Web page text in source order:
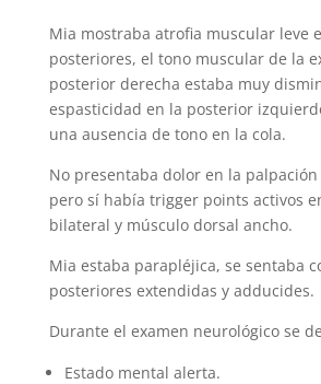
Mia mostraba atrofia muscular leve
posteriores, el tono muscular de la
posterior derecha estaba muy
espasticidad en la posterior
una ausencia de tono en la cola.
No presentaba dolor en la
pero sí había trigger points activos
bilateral y músculo dorsal ancho.
Mia estaba parapléjica, se sentaba
posteriores extendidas y adducides.
Durante el examen neurológico se
Estado mental alerta.